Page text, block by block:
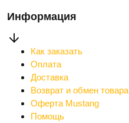
Информация
Как заказать
Оплата
Доставка
Возврат и обмен товара
Оферта Mustang
Помощь